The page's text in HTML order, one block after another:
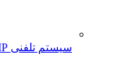
سیستم تلفنی VOIP